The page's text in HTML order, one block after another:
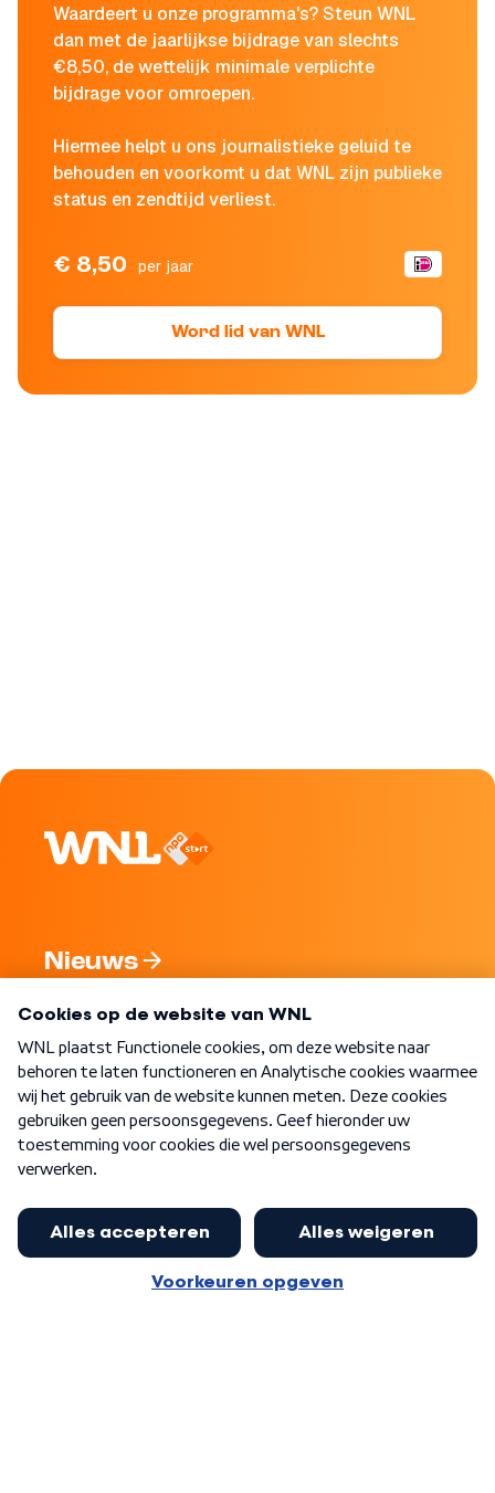
Waardeert u onze programma's? Steun WNL
dan met de jaarlijkse bijdrage van slechts
€8,50, de wettelijk minimale verplichte
bijdrage voor omroepen.
Hiermee helpt u ons journalistieke geluid te
behouden en voorkomt u dat WNL zijn publieke
status en zendtijd verliest.
€ 8,50 per jaar
Word lid van WNL
Nieuws
Nieuwsbrief
Word Lid